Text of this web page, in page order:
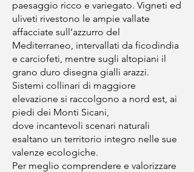
paesaggio ricco e variegato. Vigneti ed
uliveti rivestono le ampie vallate
affacciate sull’azzurro del
Mediterraneo, intervallati da ficodindia
e carciofeti, mentre sugli altopiani il
grano duro disegna gialli arazzi.
Sistemi collinari di maggiore
elevazione si raccolgono a nord est, ai
piedi dei Monti Sicani,
dove incantevoli scenari naturali
esaltano un territorio integro nelle sue
valenze ecologiche.
Per meglio comprendere e valorizzare